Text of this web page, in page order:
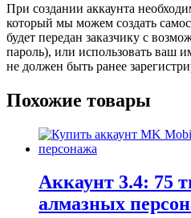
При создании аккаунта
который мы можем создать
будет передан заказчику с
пароль), или использовать ваш
не должен быть ранее
Похожие товары
Аккаунт 3.4: 75
алмазных